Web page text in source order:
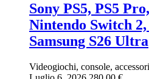
Sony PS5, PS5
Nintendo Switch 2,
Samsung S26 Ultra
Videogiochi, console, accessori